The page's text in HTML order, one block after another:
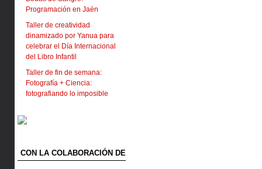
Programación en Jaén
Taller de creatividad
dinamizado por Yanua para
celebrar el Día Internacional
del Libro Infantil
Taller de fin de semana:
Fotografía + Ciencia:
fotografiando lo imposible
CON LA COLABORACIÓN DE